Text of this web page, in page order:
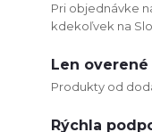
Pri objednávke
kdekoľvek na
Len overené
Produkty od
Rýchla